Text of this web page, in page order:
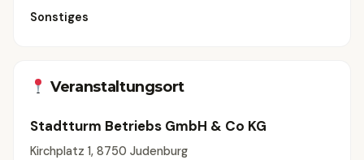
Sonstiges
Veranstaltungsort
Stadtturm Betriebs GmbH & Co KG
Kirchplatz 1, 8750 Judenburg